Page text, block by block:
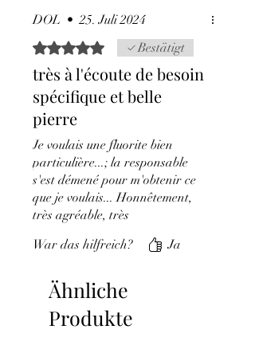
DOL • 25. Juli 2024
Mit 5 von 5 Sternen bewertet.
Bestätigt
très à l'écoute de besoin
spécifique et belle
pierre
Je voulais une fluorite bien
particulière...; la responsable
s'est démené pour m'obtenir ce
que je voulais... Honnêtement,
très agréable, très
merci j'adore mon petit
War das hilfreich? Ja
Ähnliche
Produkte